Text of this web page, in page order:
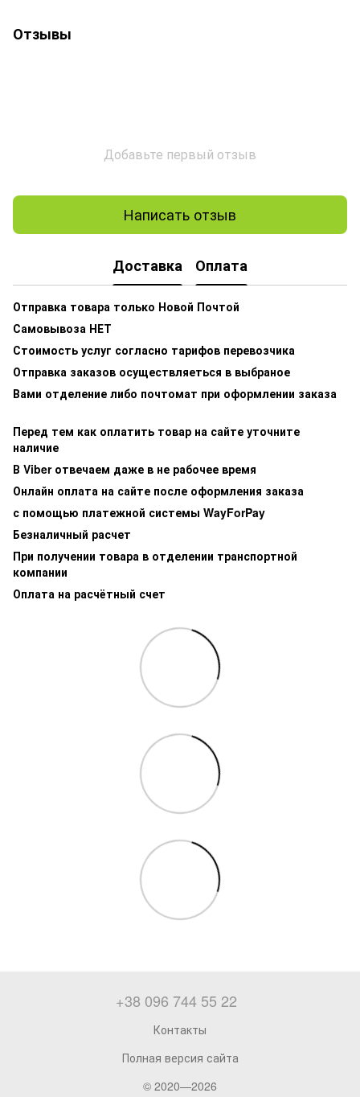
Отзывы
Добавьте первый отзыв
Написать отзыв
Доставка Оплата
Отправка товара только Новой Почтой
Самовывоза НЕТ
Стоимость услуг согласно тарифов перевозчика
Отправка заказов осуществляеться в выбраное
Вами отделение либо почтомат при оформлении заказа
Перед тем как оплатить товар на сайте уточните
наличие
В Viber отвечаем даже в не рабочее время
Онлайн оплата на сайте после оформления заказа
с помощью платежной системы WayForPay
Безналичный расчет
При получении товара в отделении транспортной
компании
Оплата на расчётный счет
+38 096 744 55 22
Контакты
Полная версия сайта
© 2020—2026